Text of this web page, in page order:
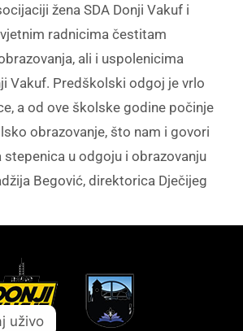
žena SDA Donji Vakuf i
radnicima čestitam
ali i uspolenicima
Vakuf. Predškolski odgoj je vrlo
a od ove školske godine počinje
obrazovanje, što nam i govori
stepenica u odgoju i obrazovanju
Begović, direktorica Dječijeg
uživo